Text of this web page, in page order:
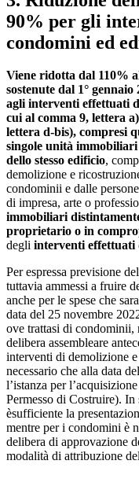
90% per gli
condomini ed
Viene ridotta dal 110%
sostenute dal 1°
agli interventi effettuati
cui al comma 9, lettera
lettera d-bis), compresi
singole unità
dello stesso edificio,
demolizione e
condominii e dalle
di impresa, arte o
immobiliari
proprietario o in
degli interventi effettuati
Per espressa previsione
tuttavia ammessi a fruire
anche per le spese che
data del 25 novembre
ove trattasi di
delibera assembleare
interventi di demolizione
necessario che alla data
l’istanza per
Permesso di Costruire).
èsufficiente la
mentre per i condomini è
delibera di approvazione
modalità di attribuzione